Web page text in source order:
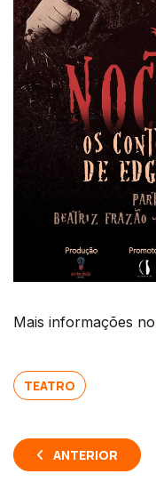
Mais informações no
TEATRO
ANTERIOR